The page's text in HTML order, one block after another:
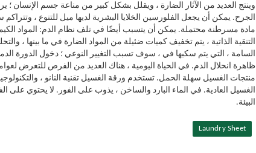
وينتج العديد من الآثار الضارة ، ويقلل بشكل كبير من مناعة جسم الإنسان ؛
الجرح. يمكن أن يجعل الفلورسين الخلايا البشرية لديها ميل للتنوع ،
مادة مسرطنة محتملة. يمكن أن يتسبب أيضًا في تلف نظام الدم: المواد
التنقية الذاتية ، يتم تخفيف كميات ضئيلة من المواد الضارة في ما بينها ،
السامة ، التي يتم سكبها في ، سوف تسبب التغيير النوعي ؛ دخول الدورة
ظاهرة انحلال الدم. في الحياة اليومية ، هناك العديد من الفرص للتعرض
منتجات الغسيل سهلة الحمل. تستخدم ورقة الغسيل تقنية النانو ،
الغسيل العادية. في الماء البارد والساخن ، يذوب على الفور. لا يحتوي على
البيئة.
Laundry Sheet